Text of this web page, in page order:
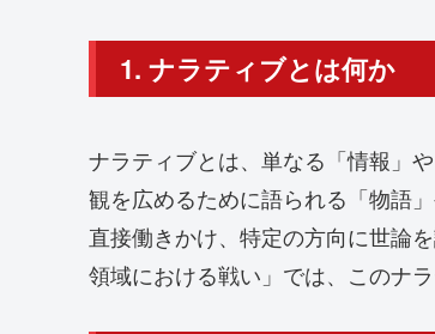
1. ナラティブとは何か
ナラティブとは、単なる「情報」
観を広めるために語られる「物語
直接働きかけ、特定の方向に世論
領域における戦い」では、このナ